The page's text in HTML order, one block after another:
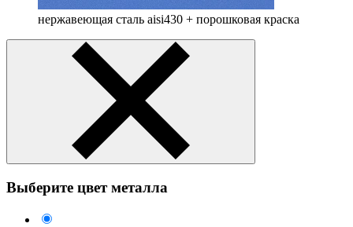
нержавеющая сталь aisi430 + порошковая краска
Выберите цвет металла